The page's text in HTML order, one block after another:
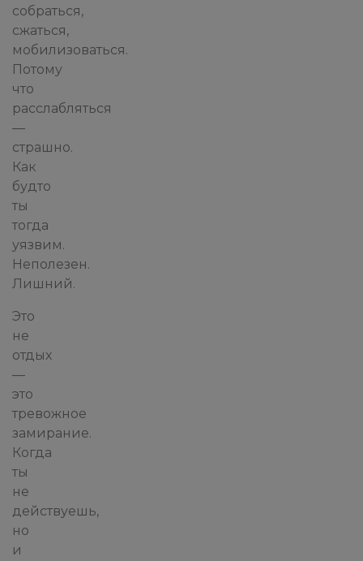
собраться,
сжаться,
мобилизоваться.
Потому
что
расслабляться
—
страшно.
Как
будто
ты
тогда
уязвим.
Неполезен.
Лишний.
Это
не
отдых
—
это
тревожное
замирание.
Когда
ты
не
действуешь,
но
и